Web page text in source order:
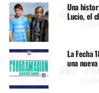
Una
Lucio, el
La Fecha
una